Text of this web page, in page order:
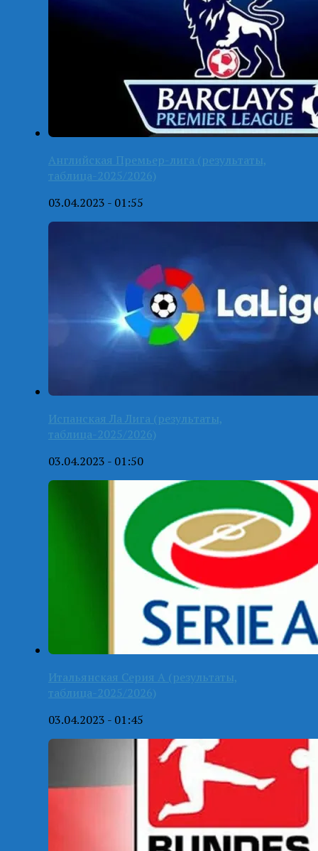
Английская Премьер-лига (результаты,
таблица-2025/2026)
03.04.2023 - 01:55
Испанская Ла Лига (результаты,
таблица-2025/2026)
03.04.2023 - 01:50
Итальянская Серия А (результаты,
таблица-2025/2026)
03.04.2023 - 01:45